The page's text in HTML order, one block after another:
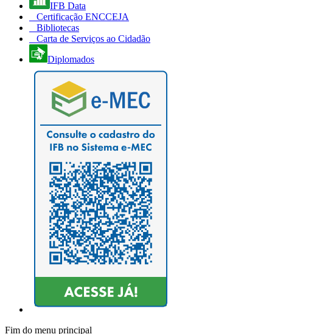
IFB Data
Certificação ENCCEJA
Bibliotecas
Carta de Serviços ao Cidadão
Diplomados
Fim do menu principal